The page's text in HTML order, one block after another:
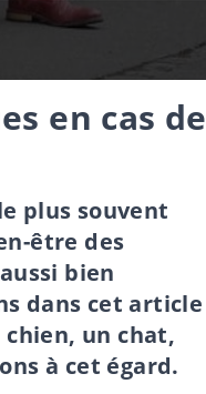
en cas de
plus souvent
être des
bien
dans cet article
un chat,
à cet égard.